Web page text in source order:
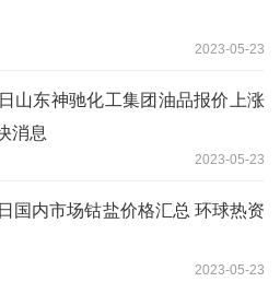
2023-05-23
山东神驰化工集团油品报价上涨
消息
2023-05-23
国内市场钴盐价格汇总 环球热资
2023-05-23